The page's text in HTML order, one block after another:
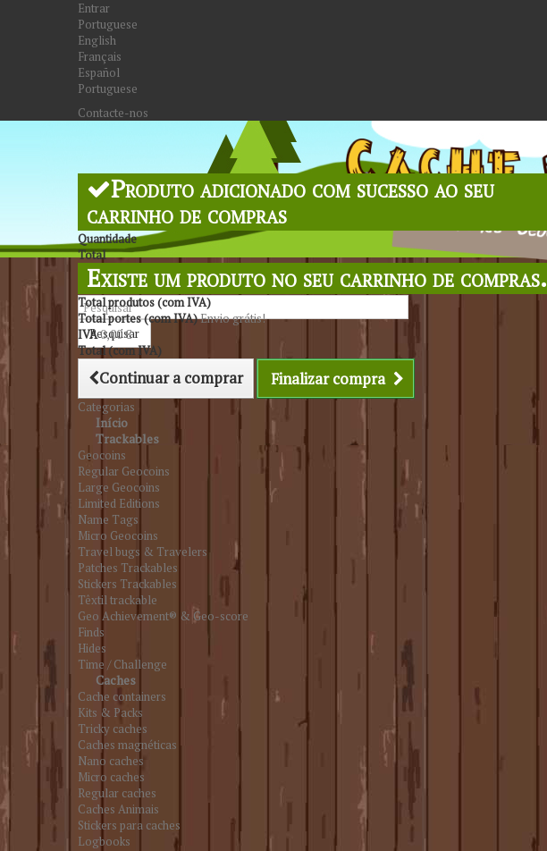
Entrar
Portuguese
English
Français
Español
Portuguese
Contacte-nos
Pesquisar
Produto adicionado com sucesso ao seu
carrinho de compras
Quantidade
Total
Existe um produto no seu carrinho de compras.
Total produtos (com IVA)
Total portes (com IVA)Envio grátis!
IVA0,00 €
Total (com IVA)
Continuar a comprar Finalizar compra
Categorias
Início
Trackables
Geocoins
Regular Geocoins
Large Geocoins
Limited Editions
Name Tags
Micro Geocoins
Travel bugs & Travelers
Patches Trackables
Stickers Trackables
Têxtil trackable
Geo Achievement® & Geo-score
Finds
Hides
Time / Challenge
Caches
Cache containers
Kits & Packs
Tricky caches
Caches magnéticas
Nano caches
Micro caches
Regular caches
Caches Animais
Stickers para caches
Logbooks